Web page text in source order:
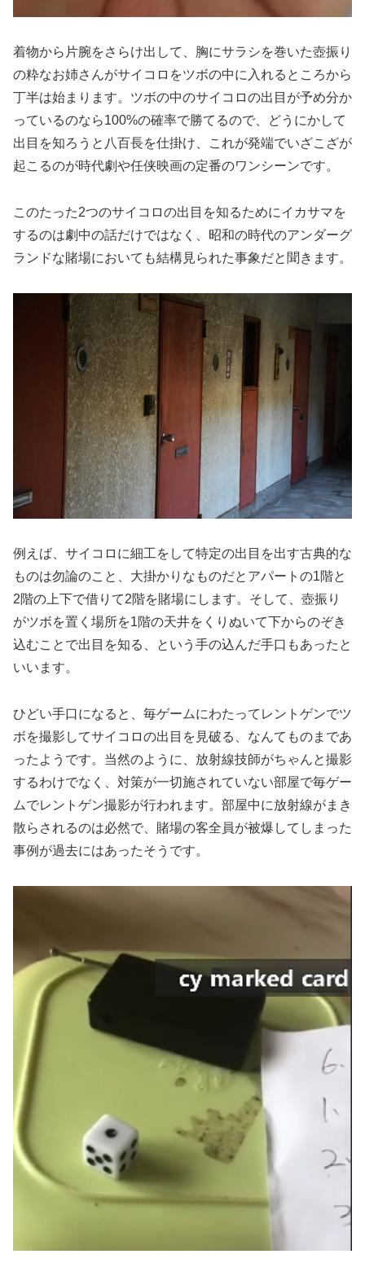
着物から片腕をさらけ出して、胸にサラシを巻いた壺振り
の粋なお姉さんがサイコロをツボの中に入れるところから
丁半は始まります。ツボの中のサイコロの出目が予め分か
っているのなら100%の確率で勝てるので、どうにかして
出目を知ろうと八百長を仕掛け、これが発端でいざこざが
起こるのが時代劇や任侠映画の定番のワンシーンです。
このたった2つのサイコロの出目を知るためにイカサマを
するのは劇中の話だけではなく、昭和の時代のアンダーグ
ランドな賭場においても結構見られた事象だと聞きます。
例えば、サイコロに細工をして特定の出目を出す古典的な
ものは勿論のこと、大掛かりなものだとアパートの1階と
2階の上下で借りて2階を賭場にします。そして、壺振り
がツボを置く場所を1階の天井をくりぬいて下からのぞき
込むことで出目を知る、という手の込んだ手口もあったと
いいます。
ひどい手口になると、毎ゲームにわたってレントゲンでツ
ボを撮影してサイコロの出目を見破る、なんてものまであ
ったようです。当然のように、放射線技師がちゃんと撮影
するわけでなく、対策が一切施されていない部屋で毎ゲー
ムでレントゲン撮影が行われます。部屋中に放射線がまき
散らされるのは必然で、賭場の客全員が被爆してしまった
事例が過去にはあったそうです。